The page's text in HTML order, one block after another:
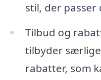
stil, der passer
Tilbud og
tilbyder
rabatter, som